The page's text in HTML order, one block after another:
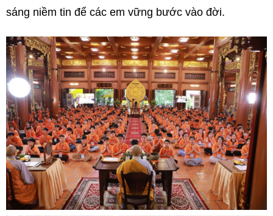
sáng niềm tin để các em vững bước vào đời.